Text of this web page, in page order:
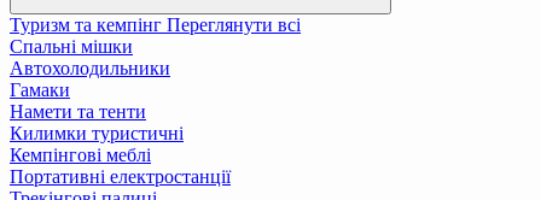
Туризм та кемпінг Переглянути всі
Спальні мішки
Автохолодильники
Гамаки
Намети та тенти
Килимки туристичні
Кемпінгові меблі
Портативні електростанції